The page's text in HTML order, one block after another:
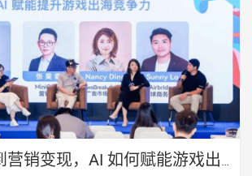
营销变现，AI 如何赋能游戏出